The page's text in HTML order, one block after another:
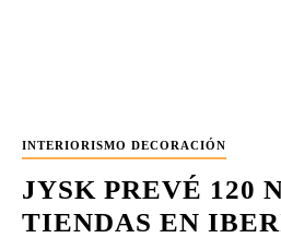
INTERIORISMO DECORACIÓN
JYSK PREVÉ 120
TIENDAS EN